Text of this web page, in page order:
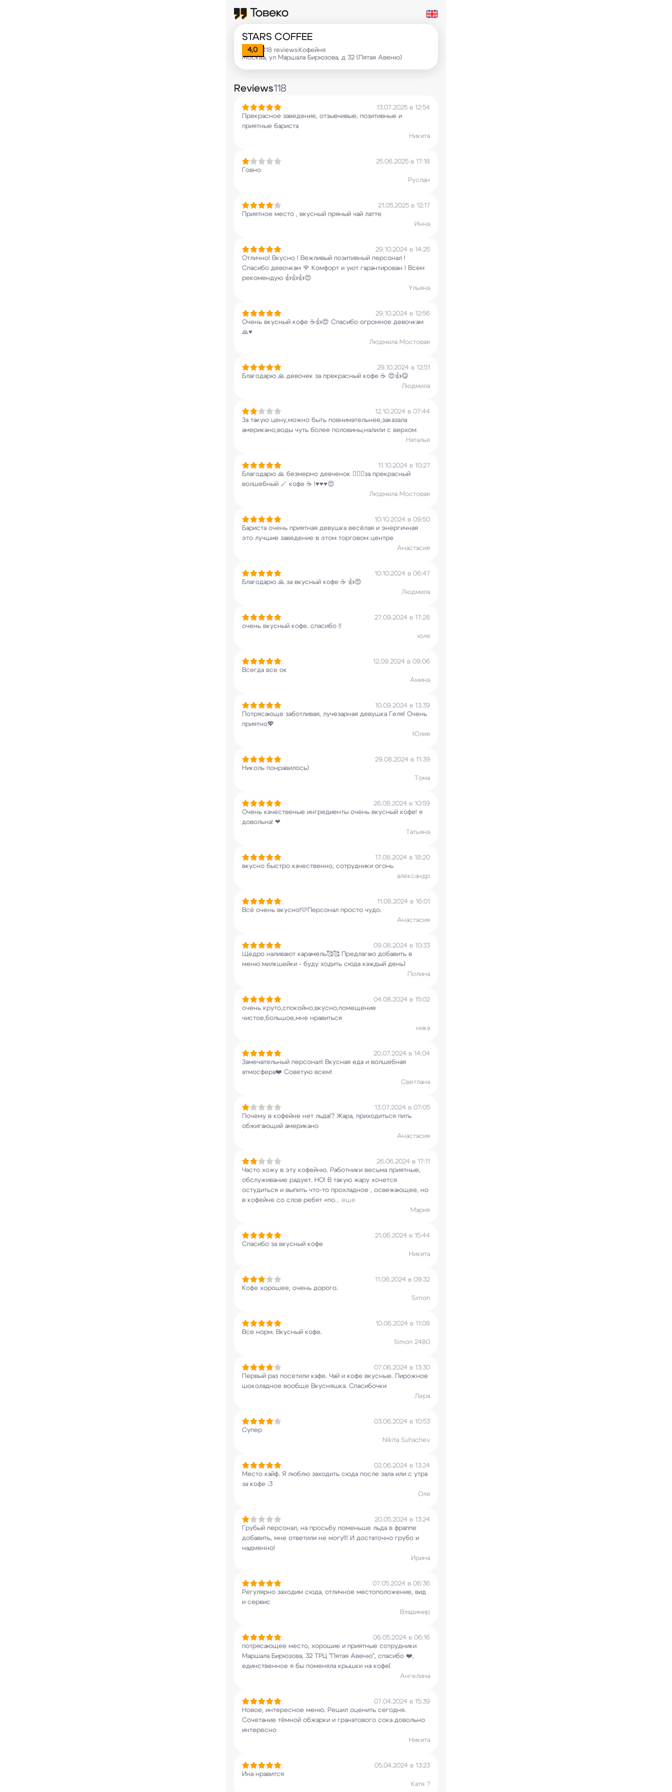
STARS COFFEE
4,0 118 reviews•Кофейня
Москва, ул Маршала Бирюзова, д 32 (Пятая Авеню)
Reviews118
13.07.2025 в 12:54
Прекрасное заведение, отзывчивые, позитивные и
приятные бариста
Никита
25.06.2025 в 17:18
Говно
Руслан
21.05.2025 в 12:17
Приятное место , вкусный пряный чай латте
Инна
29.10.2024 в 14:25
Отлично! Вкусно ! Вежливый позитивный персонал !
Спасибо девочкам 🌹 Комфорт и уют гарантирован ! Всем
рекомендую 👍👍👍😍
Ульяна
29.10.2024 в 12:56
Очень вкусный кофе ☕️👍😍 Спасибо огромное девочкам
🙏♥️
Людмила Мостовая
29.10.2024 в 12:51
Благодарю 🙏 девочек за прекрасный кофе ☕️ 😍👍😋
Людмила
12.10.2024 в 07:44
За такую цену,можно быть повнимательнее,заказала
американо,воды чуть более половины,налили с верхом
Наталья
11.10.2024 в 10:27
Благодарю 🙏 безмерно девченок 🧚🏻‍♀️за прекрасный
волшебный 🪄 кофе ☕️ !♥️♥️♥️😍
Людмила Мостовая
10.10.2024 в 09:50
Бариста очень приятная девушка весёлая и энергичная
это лучшие заведение в этом торговом центре
Анастасия
10.10.2024 в 06:47
Благодарю 🙏 за вкусный кофе ☕️ 👍😍
Людмила
27.09.2024 в 17:28
очень вкусный кофе. спасибо !!
юля
12.09.2024 в 09:06
Всегда все ок
Амина
10.09.2024 в 13:39
Потрясающе заботливая, лучезарная девушка Геля! Очень
приятно💖
Юлия
29.08.2024 в 11:39
Николь понравилось)
Тома
26.08.2024 в 10:59
Очень качественые ингредиенты очень вкусный кофе! я
довольна! ❤
Татьяна
17.08.2024 в 18:20
вкусно быстро качественно, сотрудники огонь
александр
11.08.2024 в 16:01
Всё очень вкусно!🩷Персонал просто чудо.
Анастасия
09.08.2024 в 10:33
Щедро наливают карамель🥰🥰 Предлагаю добавить в
меню милкшейки - буду ходить сюда каждый день)
Полина
04.08.2024 в 15:02
очень круто,спокойно,вкусно,помещение
чистое,большое,мне нравиться
ника
20.07.2024 в 14:04
Замечательный персонал! Вкусная еда и волшебная
атмосфера❤️ Советую всем!
Светлана
13.07.2024 в 07:05
Почему в кофейне нет льда!? Жара, приходиться пить
обжигающий американо
Анастасия
26.06.2024 в 17:11
Часто хожу в эту кофейню. Работники весьма приятные,
обслуживание радует. НО! В такую жару хочется
остудиться и выпить что-то прохладное , освежающее, но
в кофейне со слов ребят «по... еще
Мария
21.06.2024 в 15:44
Спасибо за вкусный кофе
Никита
11.06.2024 в 09:32
Кофе хорошее, очень дорого.
Simon
10.06.2024 в 11:08
Все норм. Вкусный кофе.
Simon 2480
07.06.2024 в 13:30
Первый раз посетили кафе. Чай и кофе вкусные. Пирожное
шоколадное вообще Вкусняшка. Спасибочки
Лера
03.06.2024 в 10:53
Супер
Nikita Suhachev
02.06.2024 в 13:24
Место кайф. Я люблю заходить сюда после зала или с утра
за кофе :3
Оля
20.05.2024 в 13:24
Грубый персонал, на просьбу поменьше льда в фраппе
добавить, мне ответили не могу!!! И достаточно грубо и
надменно!
Ирина
07.05.2024 в 06:36
Регулярно заходим сюда, отличное местоположение, вид
и сервис
Владимир
06.05.2024 в 06:16
потрясающее место, хорошие и приятные сотрудники
Маршала Бирюзова, 32 ТРЦ "Пятая Авеню", спасибо ❤️,
единственное я бы поменяла крышки на кофе(
Ангелина
07.04.2024 в 15:39
Новое, интересное меню. Решил оценить сегодня.
Сочетание тёмной обжарки и гранатового сока довольно
интересно
Никита
05.04.2024 в 13:23
Ина нравится
Катя ?